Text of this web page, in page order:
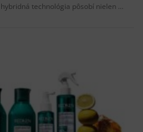
technológia pôsobí nielen …